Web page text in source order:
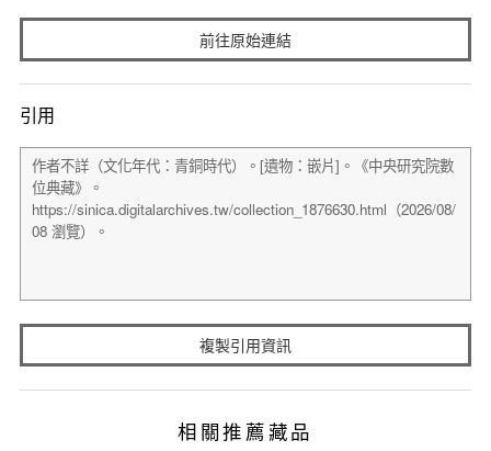
前往原始連結
引用
複製引用資訊
相關推薦藏品